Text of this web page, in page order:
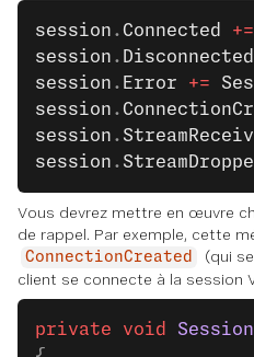
session . Connected +=
session . Disconnected
session . Error +=
session .
session .
session .
Vous devrez mettre en œuvre
de rappel. Par exemple, cette
ConnectionCreated
(qui
client se connecte à la session
private void